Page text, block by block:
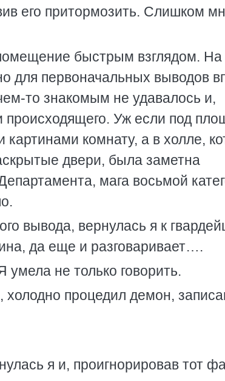
его притормозить. Слишком
быстрым взглядом. На
для первоначальных выводов
то знакомым не удавалось и,
происходящего. Уж если под
комнату, а в холле,
двери, была заметна
мага восьмой
вывода, вернулась я к
да еще и разговаривает….
умела не только говорить.
процедил демон,
я и, проигнорировав тот